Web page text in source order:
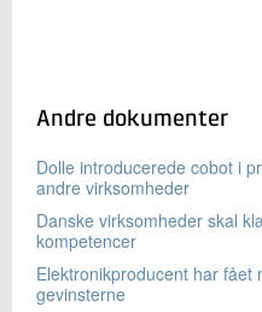
Andre dokumenter
Dolle introducerede cobot i
andre virksomheder
Danske virksomheder skal
kompetencer
Elektronikproducent har fået
gevinsterne